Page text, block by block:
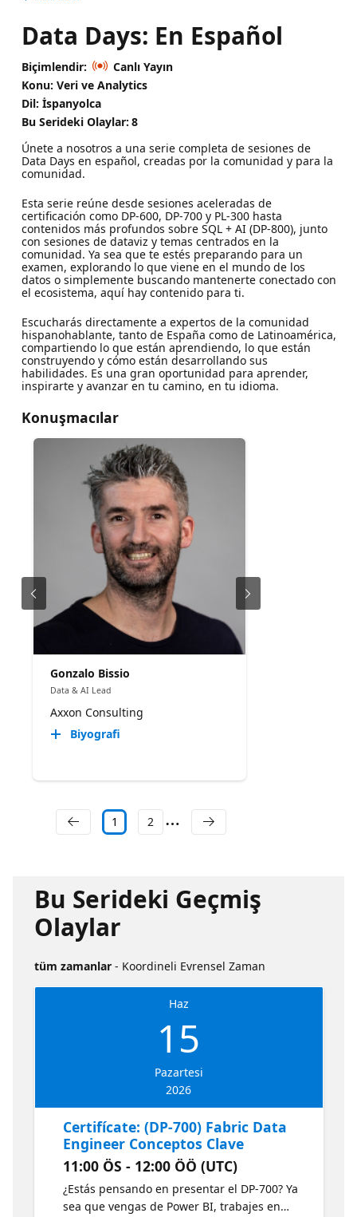
Data Days: En Español
Biçimlendir:
Canlı Yayın
Konu: Veri ve Analytics
Dil: İspanyolca
Bu Serideki Olaylar: 8
Únete a nosotros a una serie completa de sesiones de
Data Days en español, creadas por la comunidad y para la
comunidad.
Esta serie reúne desde sesiones aceleradas de
certificación como DP-600, DP-700 y PL-300 hasta
contenidos más profundos sobre SQL + AI (DP-800), junto
con sesiones de dataviz y temas centrados en la
comunidad. Ya sea que te estés preparando para un
examen, explorando lo que viene en el mundo de los
datos o simplemente buscando mantenerte conectado con
el ecosistema, aquí hay contenido para ti.
Escucharás directamente a expertos de la comunidad
hispanohablante, tanto de España como de Latinoamérica,
compartiendo lo que están aprendiendo, lo que están
construyendo y cómo están desarrollando sus
habilidades. Es una gran oportunidad para aprender,
inspirarte y avanzar en tu camino, en tu idioma.
Konuşmacılar
Gonzalo Bissio
Data & AI Lead
Axxon Consulting
Biyografi
1 2
Bu Serideki Geçmiş
Olaylar
tüm zamanlar - Koordineli Evrensel Zaman
Haz
15
Pazartesi
2026
Certifícate: (DP-700) Fabric Data
Engineer Conceptos Clave
11:00 ÖS - 12:00 ÖÖ (UTC)
¿Estás pensando en presentar el DP-700? Ya
sea que vengas de Power BI, trabajes en